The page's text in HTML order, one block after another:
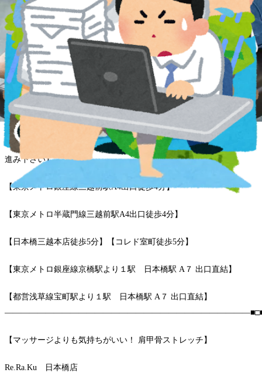
【東京メトロ東西線大手町駅東改札徒歩7分/大手町駅B10出口へお進
み下さい】
【東京メトロ丸の内線大手町駅東改札徒歩7分/大手町駅B10出口へお
進み下さい】
【東京メトロ半蔵門線大手町駅東改札徒歩7分/大手町駅B10出口へお
進み下さい】
【東京メトロ千代田線大手町駅東改札徒歩7分/大手町駅B10出口へお
進み下さい】
【東京メトロ銀座線三越前駅A4出口徒歩4分】
【東京メトロ半蔵門線三越前駅A4出口徒歩4分】
【日本橋三越本店徒歩5分】【コレド室町徒歩5分】
【東京メトロ銀座線京橋駅より１駅 日本橋駅 A７ 出口直結】
【都営浅草線宝町駅より１駅 日本橋駅 A７ 出口直結】
【マッサージよりも気持ちがいい！ 肩甲骨ストレッチ】
Re.Ra.Ku 日本橋店